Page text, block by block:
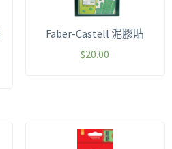
Faber-Castell 泥膠貼
$20.00